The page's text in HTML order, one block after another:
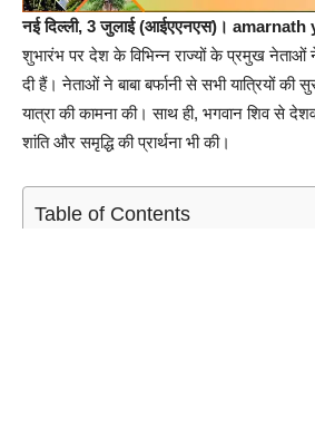
नई द‍िल्‍ली, 3 जुलाई (आईएएनएस)। amarnath
शुभारंभ पर देश के विभिन्न राज्यों के प्रमुख नेताओं
दी हैं। नेताओं ने बाबा बर्फानी से सभी यात्रियों
यात्रा की कामना की। साथ ही, भगवान शिव से
शांति और समृद्धि की प्रार्थना भी की।
Table of Contents